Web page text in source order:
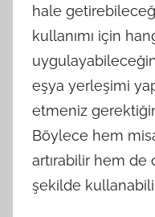
hale
kullanımı için
eşya yerleşimi
etmeniz
Böylece hem
artırabilir hem de
şekilde